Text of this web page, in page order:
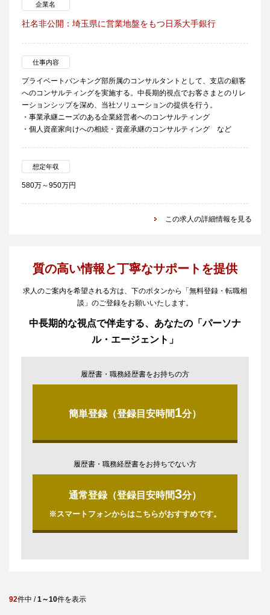
企業名
社名非公開：埼玉県に営業地盤をもつ日系大手銀行
仕事内容
プライベートバンキング部所属のコンサルタントとして、支店の顧客
へのコンサルティングを実施する。中長期的視点でお客さまとのリレ
ーションシップを深め、当社ソリューションの提供を行う。
・事業承継ニーズのある企業経営者へのコンサルティング
・個人資産家向けへの相続・資産承継のコンサルティング など
想定年収
580万～950万円
この求人の詳細情報を見る
質の高い情報と丁寧なサポートを提供
求人のご案内を希望される方は、下のボタンから「無料登録・転職相
談」のご登録をお願いいたします。
中長期的な視点で伴走する、あなたの「パーソナ
ル・エージェント」
履歴書・職務経歴書をお持ちの方
簡単登録（登録目安時間1分）
履歴書・職務経歴書をお持ちでない方
通常登録（登録目安時間3分）
※スマートフォンからはこちらがおすすめです。
92件中 /1～10件を表示